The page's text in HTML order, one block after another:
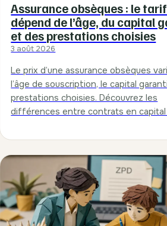
Assurance obsèques : le tarif
dépend de l’âge, du capital
et des prestations choisies
3 août 2026
Le prix d’une assurance obsèques
l’âge de souscription, le capital
prestations choisies. Découvrez les
différences entre contrats en